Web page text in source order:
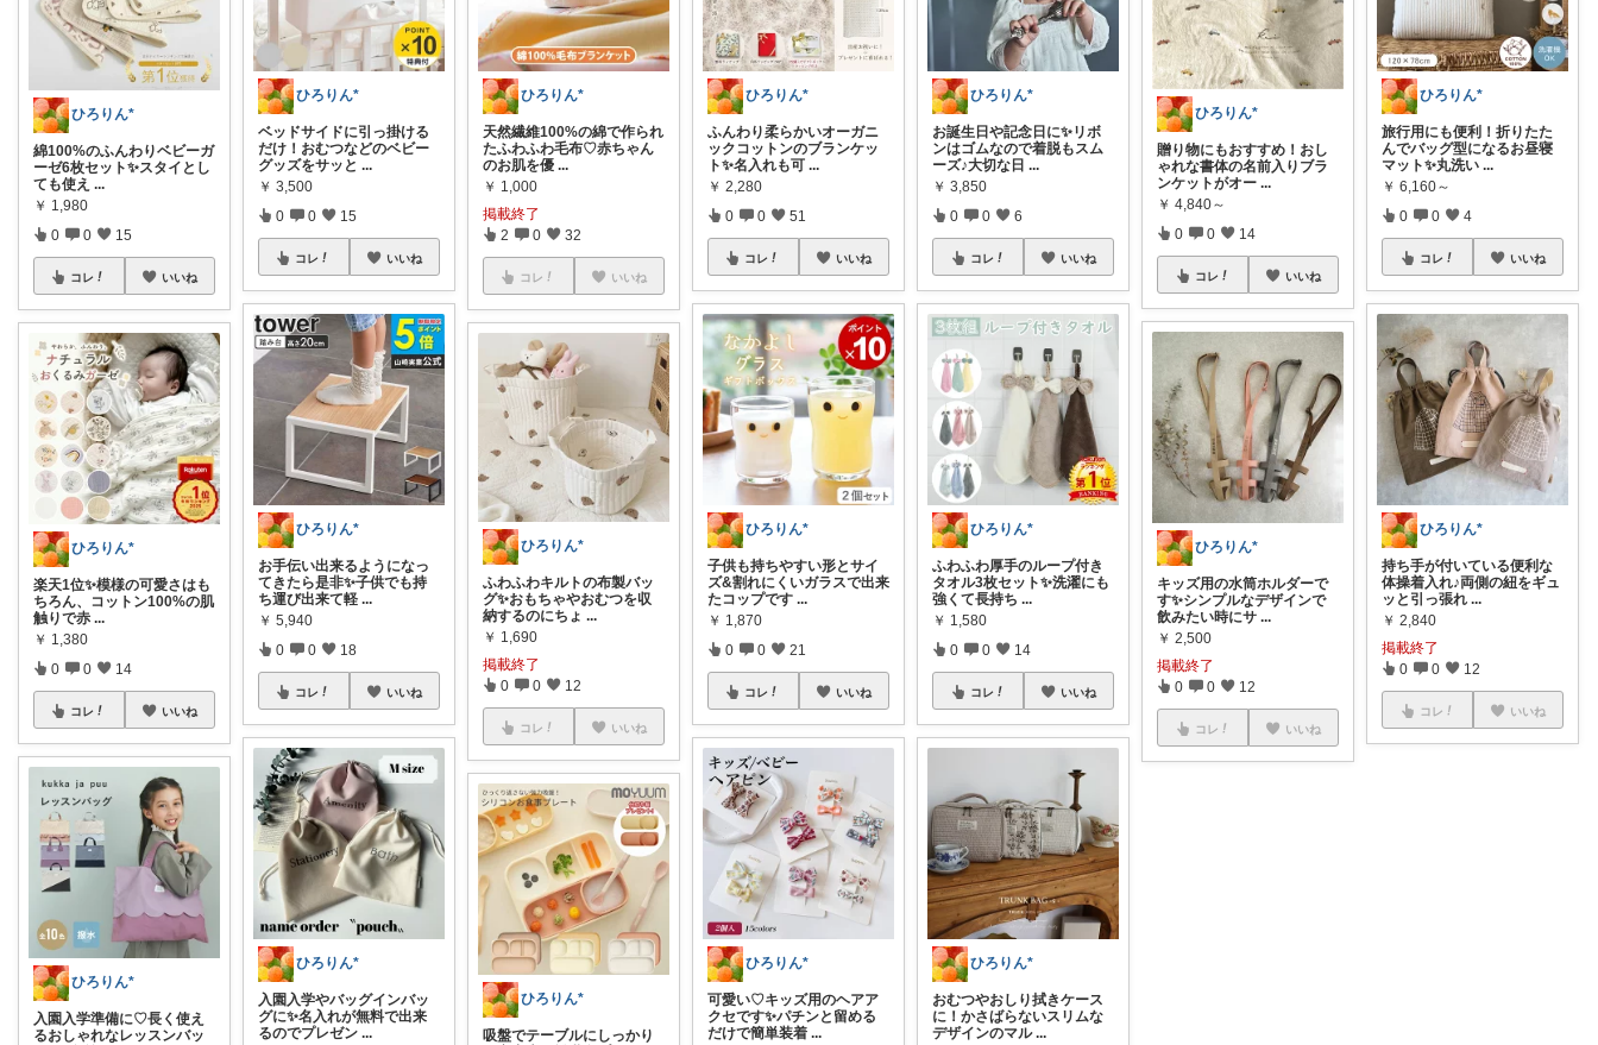
ひろりん*
綿100%のふんわりベビーガ
ーゼ6枚セット✨スタイとし
ても使え ...
￥ 1,980
0 0 15
コレ いいね
ひろりん*
楽天1位✨模様の可愛さはも
ちろん、コットン100%の肌
触りで赤 ...
￥ 1,380
0 0 14
コレ いいね
ひろりん*
入園入学準備に♡長く使え
るおしゃれなレッスンバッ
ひろりん*
ベッドサイドに引っ掛ける
だけ！おむつなどのベビー
グッズをサッと ...
￥ 3,500
0 0 15
コレ いいね
ひろりん*
お手伝い出来るようになっ
てきたら是非✨子供でも持
ち運び出来て軽 ...
￥ 5,940
0 0 18
コレ いいね
ひろりん*
入園入学やバッグインバッ
グに✨名入れが無料で出来
るのでプレゼン ...
ひろりん*
天然繊維100%の綿で作られ
たふわふわ毛布♡赤ちゃん
のお肌を優 ...
￥ 1,000
掲載終了
2 0 32
コレ いいね
ひろりん*
ふわふわキルトの布製バッ
グ✨おもちゃやおむつを収
納するのにちょ ...
￥ 1,690
掲載終了
0 0 12
コレ いいね
ひろりん*
吸盤でテーブルにしっかり
ひろりん*
ふんわり柔らかいオーガニ
ックコットンのブランケッ
ト✨名入れも可 ...
￥ 2,280
0 0 51
コレ いいね
ひろりん*
子供も持ちやすい形とサイ
ズ&割れにくいガラスで出来
たコップです ...
￥ 1,870
0 0 21
コレ いいね
ひろりん*
可愛い♡キッズ用のヘアア
クセです✨パチンと留める
だけで簡単装着 ...
ひろりん*
お誕生日や記念日に✨リボ
ンはゴムなので着脱もスム
ーズ♪大切な日 ...
￥ 3,850
0 0 6
コレ いいね
ひろりん*
ふわふわ厚手のループ付き
タオル3枚セット✨洗濯にも
強くて長持ち ...
￥ 1,580
0 0 14
コレ いいね
ひろりん*
おむつやおしり拭きケース
に！かさばらないスリムな
デザインのマル ...
ひろりん*
贈り物にもおすすめ！おし
ゃれな書体の名前入りブラ
ンケットがオー ...
￥ 4,840～
0 0 14
コレ いいね
ひろりん*
キッズ用の水筒ホルダーで
す✨シンプルなデザインで
飲みたい時にサ ...
￥ 2,500
掲載終了
0 0 12
コレ いいね
ひろりん*
旅行用にも便利！折りたた
んでバッグ型になるお昼寝
マット✨丸洗い ...
￥ 6,160～
0 0 4
コレ いいね
ひろりん*
持ち手が付いている便利な
体操着入れ♪両側の紐をギュ
ッと引っ張れ ...
￥ 2,840
掲載終了
0 0 12
コレ いいね